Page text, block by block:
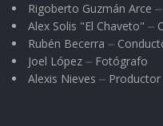
Rigoberto Guzmán Arce
Alex Solis "El Chaveto" ⏤
Rubén Becerra ⏤
Joel López ⏤ Fotógrafo
Alexis Nieves ⏤ Productor